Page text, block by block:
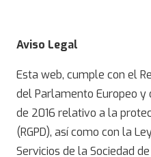
Aviso Legal
Esta web, cumple con el
del Parlamento Europeo y
de 2016 relativo a la
(RGPD), así como con la
Servicios de la Sociedad